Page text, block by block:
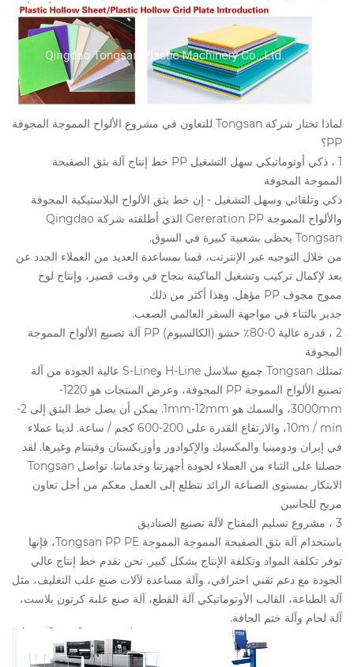
لماذا تختار شركة Tongsan للتعاون في مشروع الألواح المموجة المجوفة
PP؟
1 ، ذكي أوتوماتيكي سهل التشغيل PP خط إنتاج آلة بثق الصفيحة
المموجة المجوفة
ذكي وتلقائي وسهل التشغيل - إن خط بثق الألواح البلاستيكية المجوفة
والألواح المموجة Gereration PP الذي أطلقته شركة Qingdao
Tongsan يحظى بشعبية كبيرة في السوق.
من خلال التوجيه عبر الإنترنت، قمنا بمساعدة العديد من العملاء الجدد عن
بعد لإكمال تركيب وتشغيل الماكينة بنجاح في وقت قصير، وإنتاج لوح
مموج مجوف PP مؤهل. وهذا أكثر من ذلك
جدير بالثناء في مواجهة السفر العالمي الصعب.
2 ، قدرة عالية 0-80٪ حشو (الكالسيوم) PP آلة تصنيع الألواح المموجة
المجوفة
تمتلك Tongsan جميع سلاسل H-Line وS-Line عالية الجودة من آلة
تصنيع الألواح المموجة PP المجوفة، وعرض المنتجات هو 1220-
3000mm، والسمك هو 1mm-12mm. يمكن أن يصل خط البثق إلى 2-
10m / min، والارتفاع القدرة على 200-600 كجم / ساعة. لدينا عملاء
في إيران ودومينيا والمكسيك والإكوادور وأوزبكستان وفيتنام وغيرها. لقد
حصلنا على الثناء من العملاء لجودة أجهزتنا وخدماتنا. تواصل Tongsan
الابتكار بمستوى الصناعة الرائد نتطلع إلى العمل معكم من أجل تعاون
مربح للجانبين
3 ، مشروع تسليم المفتاح لآلة تصنيع الصناديق
باستخدام آلة بثق الصفيحة المموجة المموجة Tongsan PP PE، فإنها
توفر تكلفة المواد وتكلفة الإنتاج بشكل كبير. نحن نقدم خط إنتاج عالي
الجودة مع دعم تقني احترافي، وآلة مساعدة لآلات صنع علب التغليف، مثل
آلة الطباعة، القالب الأوتوماتيكي آلة القطع، آلة صنع علبة كرتون بلاست،
آلة لحام وآلة ختم الحافة.